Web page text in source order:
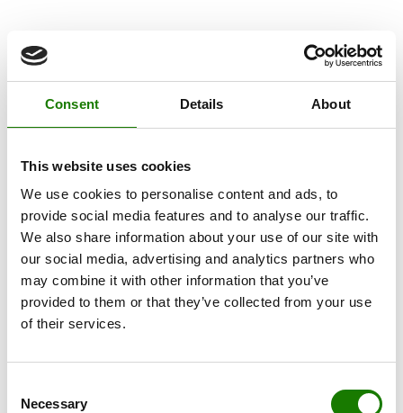
Consent Details About
This website uses cookies
We use cookies to personalise content and ads, to
provide social media features and to analyse our traffic.
We also share information about your use of our site with
our social media, advertising and analytics partners who
may combine it with other information that you’ve
provided to them or that they’ve collected from your use
of their services.
Selection
Necessary